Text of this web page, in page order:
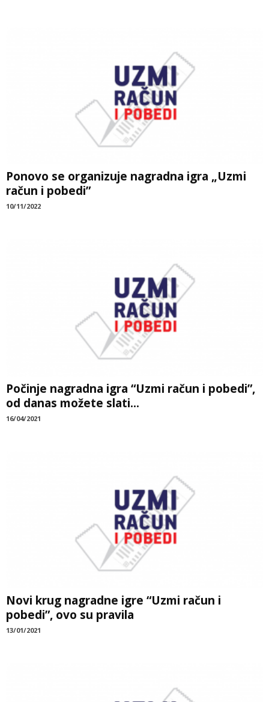
Ponovo se organizuje nagradna igra „Uzmi
račun i pobedi”
10/11/2022
Počinje nagradna igra “Uzmi račun i pobedi”,
od danas možete slati...
16/04/2021
Novi krug nagradne igre “Uzmi račun i
pobedi”, ovo su pravila
13/01/2021